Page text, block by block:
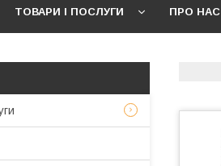
ТОВАРИ І ПОСЛУГИ ПРО НАС